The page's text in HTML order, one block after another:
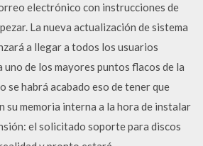
electrónico con instrucciones de
La nueva actualización de sistema
a llegar a todos los usuarios
uno de los mayores puntos flacos de la
se habrá acabado eso de tener que
su memoria interna a la hora de instalar
el solicitado soporte para discos